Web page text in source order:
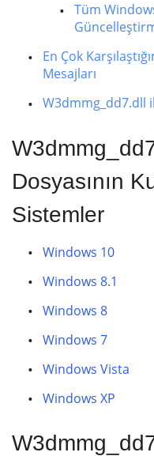
Tüm
En Çok
Mesajları
W3dmmg_dd7.dll
Dosyasının
Sistemler
Windows 10
Windows 8.1
Windows 8
Windows 7
Windows Vista
Windows XP